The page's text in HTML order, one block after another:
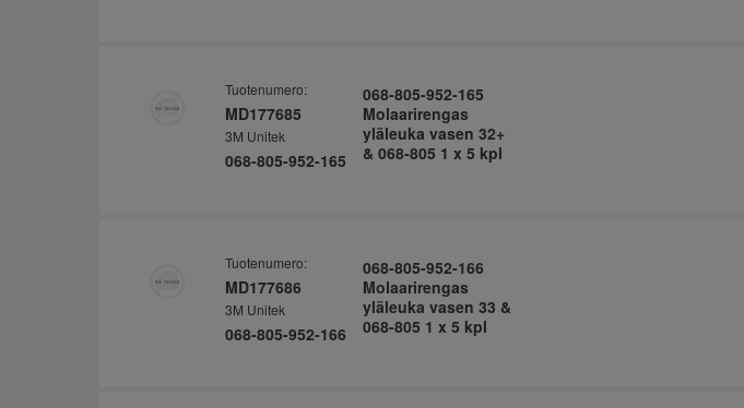
Tuotenumero:
MD177685
3M Unitek
068-805-952-165
068-805-952-165
Molaarirengas
yläleuka vasen 32+
& 068-805 1 x 5 kpl
Tuotenumero:
MD177686
3M Unitek
068-805-952-166
068-805-952-166
Molaarirengas
yläleuka vasen 33 &
068-805 1 x 5 kpl